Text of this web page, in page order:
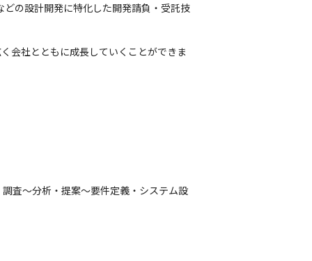
の設計開発に特化した開発請負・受託技
会社とともに成長していくことができま
査～分析・提案～要件定義・システム設